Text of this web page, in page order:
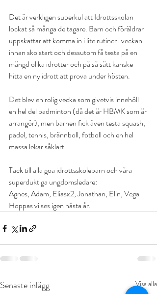
Det är verkligen superkul att Idrottsskolan
lockat så många deltagare. Barn och föräldrar
uppskattar att komma in i lite rutiner i veckan
innan skolstart och dessutom få testa på en
mängd olika idrotter och på så sätt kanske
hitta en ny idrott att prova under hösten.
Det blev en rolig vecka som givetvis innehöll
en hel del badminton (då det är HBMK som är
arrangör), men barnen fick även testa squash,
padel, tennis, brännboll, fotboll och en hel
massa lekar såklart.
Tack till alla goa idrottsskolebarn och våra
superduktiga ungdomsledare:
Agnes, Adam, Eliasx2, Jonathan, Elin, Vega
Hoppas vi ses igen nästa år.
Senaste inlägg Visa alla